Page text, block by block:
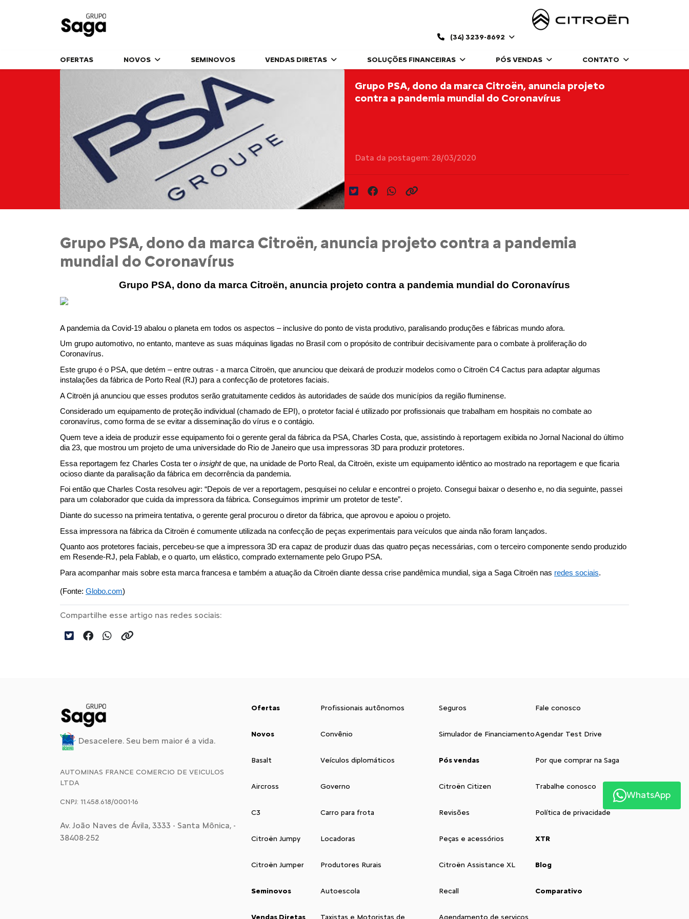
(34) 3239-8692
OFERTAS NOVOS SEMINOVOS VENDAS DIRETAS SOLUÇÕES FINANCEIRAS PÓS VENDAS CONTATO
Grupo PSA, dono da marca Citroën, anuncia projeto
contra a pandemia mundial do Coronavírus
Data da postagem: 28/03/2020
Grupo PSA, dono da marca Citroën, anuncia projeto contra a pandemia
mundial do Coronavírus
Grupo PSA, dono da marca Citroën, anuncia projeto contra a pandemia mundial do Coronavírus
A pandemia da Covid-19 abalou o planeta em todos os aspectos – inclusive do ponto de vista produtivo, paralisando produções e fábricas mundo afora.
Um grupo automotivo, no entanto, manteve as suas máquinas ligadas no Brasil com o propósito de contribuir decisivamente para o combate à proliferação do
Coronavírus.
Este grupo é o PSA, que detém – entre outras - a marca Citroën, que anunciou que deixará de produzir modelos como o Citroën C4 Cactus para adaptar algumas
instalações da fábrica de Porto Real (RJ) para a confecção de protetores faciais.
A Citroën já anunciou que esses produtos serão gratuitamente cedidos às autoridades de saúde dos municípios da região fluminense.
Considerado um equipamento de proteção individual (chamado de EPI), o protetor facial é utilizado por profissionais que trabalham em hospitais no combate ao
coronavírus, como forma de se evitar a disseminação do vírus e o contágio.
Quem teve a ideia de produzir esse equipamento foi o gerente geral da fábrica da PSA, Charles Costa, que, assistindo à reportagem exibida no Jornal Nacional do último
dia 23, que mostrou um projeto de uma universidade do Rio de Janeiro que usa impressoras 3D para produzir protetores.
Essa reportagem fez Charles Costa ter o insight de que, na unidade de Porto Real, da Citroën, existe um equipamento idêntico ao mostrado na reportagem e que ficaria
ocioso diante da paralisação da fábrica em decorrência da pandemia.
Foi então que Charles Costa resolveu agir: “Depois de ver a reportagem, pesquisei no celular e encontrei o projeto. Consegui baixar o desenho e, no dia seguinte, passei
para um colaborador que cuida da impressora da fábrica. Conseguimos imprimir um protetor de teste”.
Diante do sucesso na primeira tentativa, o gerente geral procurou o diretor da fábrica, que aprovou e apoiou o projeto.
Essa impressora na fábrica da Citroën é comumente utilizada na confecção de peças experimentais para veículos que ainda não foram lançados.
Quanto aos protetores faciais, percebeu-se que a impressora 3D era capaz de produzir duas das quatro peças necessárias, com o terceiro componente sendo produzido
em Resende-RJ, pela Fablab, e o quarto, um elástico, comprado externamente pelo Grupo PSA.
Para acompanhar mais sobre esta marca francesa e também a atuação da Citroën diante dessa crise pandêmica mundial, siga a Saga Citroën nas redes sociais.
(Fonte: Globo.com)
Compartilhe esse artigo nas redes sociais:
Desacelere. Seu bem maior é a vida.
AUTOMINAS FRANCE COMERCIO DE VEICULOS
LTDA
CNPJ: 11.458.618/0001-16
Av. João Naves de Ávila, 3333 - Santa Mônica, -
38408-252
Ofertas
Novos
Basalt
Aircross
C3
Citroën Jumpy
Citroën Jumper
Seminovos
Vendas Diretas
Profissionais autônomos
Convênio
Veículos diplomáticos
Governo
Carro para frota
Locadoras
Produtores Rurais
Autoescola
Taxistas e Motoristas de
Seguros
Simulador de Financiamento
Pós vendas
Citroën Citizen
Revisões
Peças e acessórios
Citroën Assistance XL
Recall
Agendamento de serviços
Fale conosco
Agendar Test Drive
Por que comprar na Saga
Trabalhe conosco
Política de privacidade
XTR
Blog
Comparativo
WhatsApp